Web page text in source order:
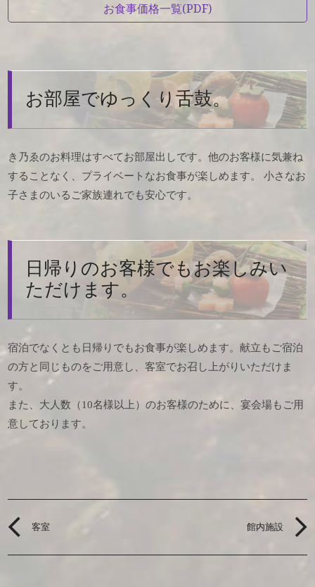
お食事価格一覧(PDF)
お部屋でゆっくり舌鼓。
き乃ゑのお料理はすべてお部屋出しです。他のお客様に気兼ね
することなく、プライベートなお食事が楽しめます。
小さなお
子さまのいるご家族連れでも安心です。
日帰りのお客様でもお楽しみい
ただけます。
宿泊でなくとも日帰りでもお食事が楽しめます。献立もご宿泊
の方と同じものをご用意し、客室でお召し上がりいただけま
す。
また、大人数（10名様以上）のお客様のために、宴会場もご用
意しております。
客室 館内施設